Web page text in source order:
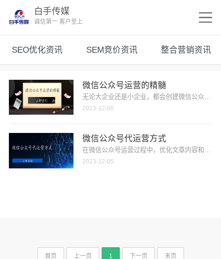
白手传媒
诚信第一 客户至上
SEO优化资讯 SEM竞价资讯 整合营销资讯
微信公众号运营的精髓
无论大企业还是小企业，都会创建微信公众号以
2023-12-06
微信公众号代运营方式
在微信公众号运营过程中，优化文章内容和标题
2023-12-05
首页 上一页 1 下一页 末页